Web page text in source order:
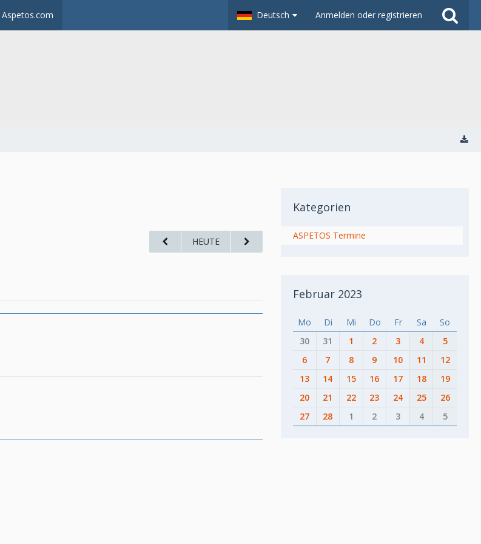
Aspetos.com Deutsch Anmelden oder registrieren
HEUTE
Kategorien
ASPETOS Termine
Februar 2023
Mo Di Mi Do Fr Sa
So
30
31 1 2 3 4
5
6
7 8 9 10 11
12
13
14 15 16 17 18
19
20
21 22 23 24 25
26
27
28 1 2 3 4 5